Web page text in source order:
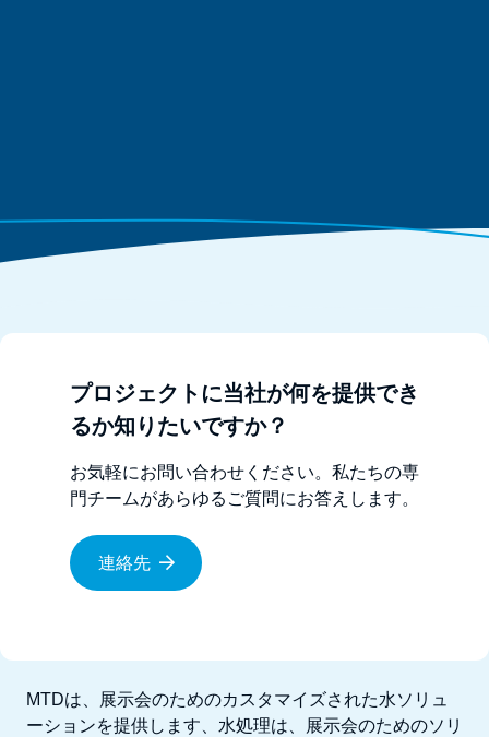
MTDは、展示会のためのカスタマイズされた水ソリュ
ーションを提供します、 水処理は、 展示会のためのソリ
プロジェクトに当社が何を提供でき
るか知りたいですか？
お気軽にお問い合わせください。私たちの専
門チームがあらゆるご質問にお答えします。
連絡先